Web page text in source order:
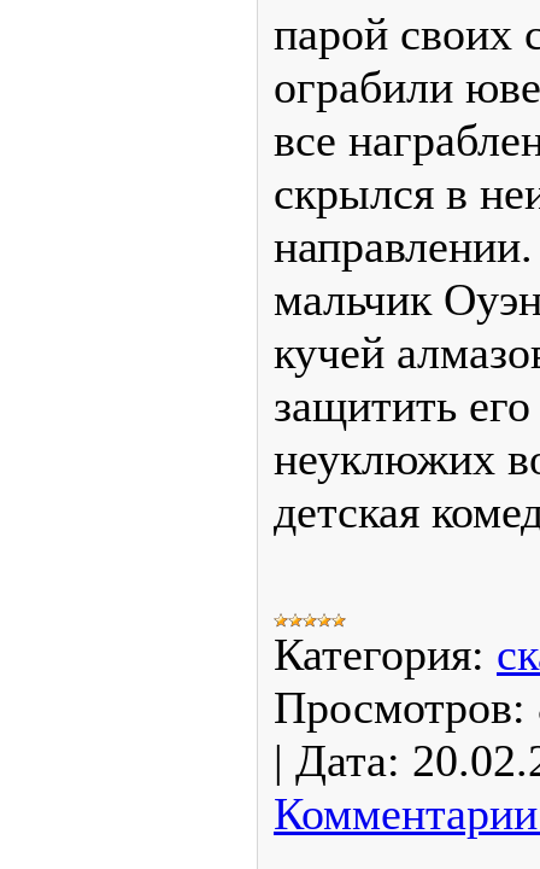
парой своих
ограбили
все
скрылся в
мальчик
кучей
защитить
неуклюжих
детская
Категория:
Просмотров:
| Дата: